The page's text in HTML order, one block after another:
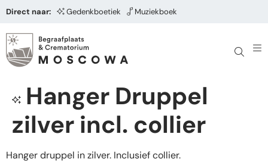
Direct naar: Gedenkboetiek Muziekboek
Hanger Druppel
zilver incl. collier
Hanger druppel in zilver. Inclusief collier.